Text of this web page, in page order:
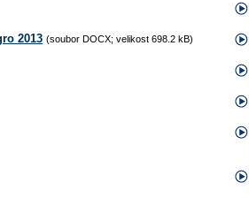
2013 (soubor DOCX; velikost 698.2 kB)